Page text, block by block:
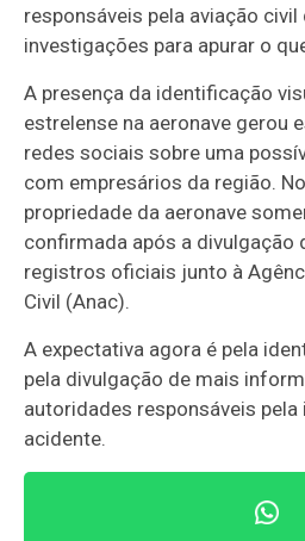
responsáveis pela aviação
investigações para apurar o
A presença da identificação
estrelense na aeronave gerou
redes sociais sobre uma
com empresários da região.
propriedade da aeronave
confirmada após a divulgação
registros oficiais junto à
Civil (Anac).
A expectativa agora é pela
pela divulgação de mais
autoridades responsáveis
acidente.